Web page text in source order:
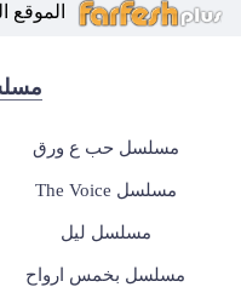
الموقع
مسلسل حب ع ورق
مسلسل The Voice
مسلسل ليل
مسلسل بخمس ارواح